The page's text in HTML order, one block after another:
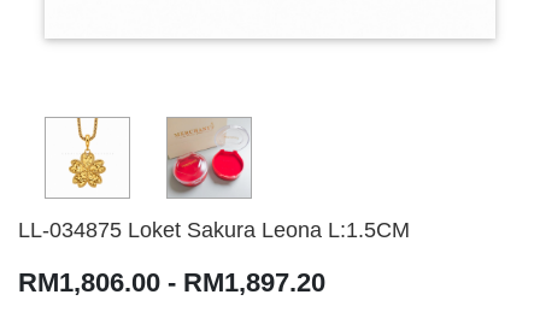
LL-034875 Loket Sakura Leona L:1.5CM
RM1,806.00 - RM1,897.20